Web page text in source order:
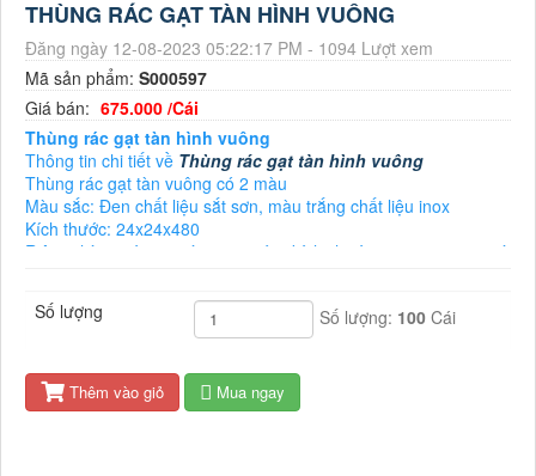
THÙNG RÁC GẠT TÀN HÌNH VUÔNG
Đăng ngày 12-08-2023 05:22:17 PM - 1094 Lượt xem
Mã sản phẩm: S000597
Giá bán: 675.000 /Cái
Thùng rác gạt tàn hình vuông
Thông tin chi tiết về Thùng rác gạt tàn hình vuông
Thùng rác gạt tàn vuông có 2 màu
Màu sắc: Đen chất liệu sắt sơn, màu trắng chất liệu inox
Kích thước: 24x24x480
Riêng thùng rác gạt tàn inox có 2 kích thước, 240x240x620 và
Kích thước khác nhau giá cả cũng khác nhau, nên để có giá
chính xác về
thùng rác gạt tàn thuốcliên hệ em tư vấn báo
Số lượng Số lượng: 100 Cái
Thêm vào giỏ Mua ngay